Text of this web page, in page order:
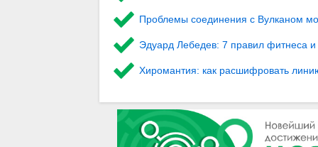
Проблемы соединения с Вулканом
Эдуард Лебедев: 7 правил фитнеса
Хиромантия: как расшифровать